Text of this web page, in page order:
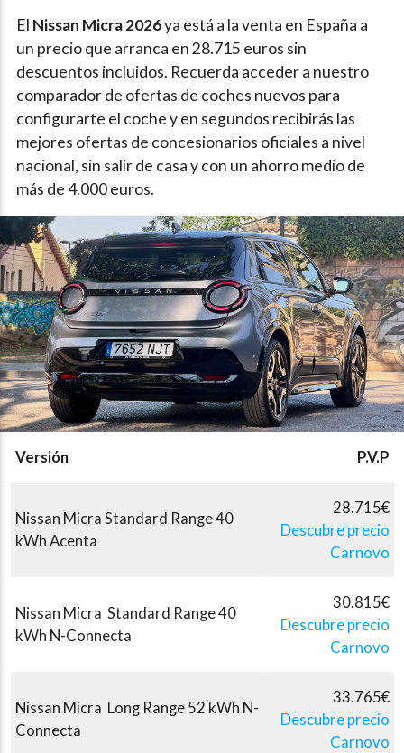
El Nissan Micra 2026ya está a la venta en España a
un precio que arranca en 28.715 euros sin
descuentos incluidos. Recuerda acceder a nuestro
comparador de ofertas de coches nuevos para
configurarte el coche y en segundos recibirás las
mejores ofertas de concesionarios oficiales a nivel
nacional, sin salir de casa y con un ahorro medio de
más de 4.000 euros.
Versión P.V.P
Nissan Micra Standard Range 40
kWh Acenta
28.715€
Descubre precio
Carnovo
Nissan Micra Standard Range 40
kWh N-Connecta
30.815€
Descubre precio
Carnovo
Nissan Micra Long Range 52 kWh N-
Connecta
33.765€
Descubre precio
Carnovo